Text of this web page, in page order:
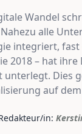
Wandel
alle
integriert, fast
2018 – hat
unterlegt. Dies
auf
in: